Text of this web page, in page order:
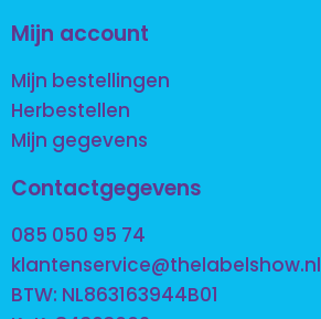
Mijn account
Mijn bestellingen
Herbestellen
Mijn gegevens
Contactgegevens
085 050 95 74
klantenservice@thelabelshow.nl
BTW: NL863163944B01